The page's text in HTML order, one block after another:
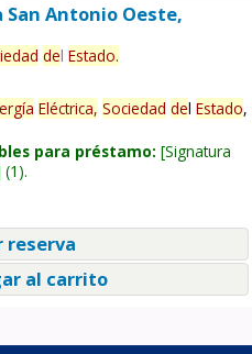
Antonio Oeste,
del Estado.
Eléctrica, Sociedad del Estado,
para préstamo: Signatura
(1).
reserva
al carrito